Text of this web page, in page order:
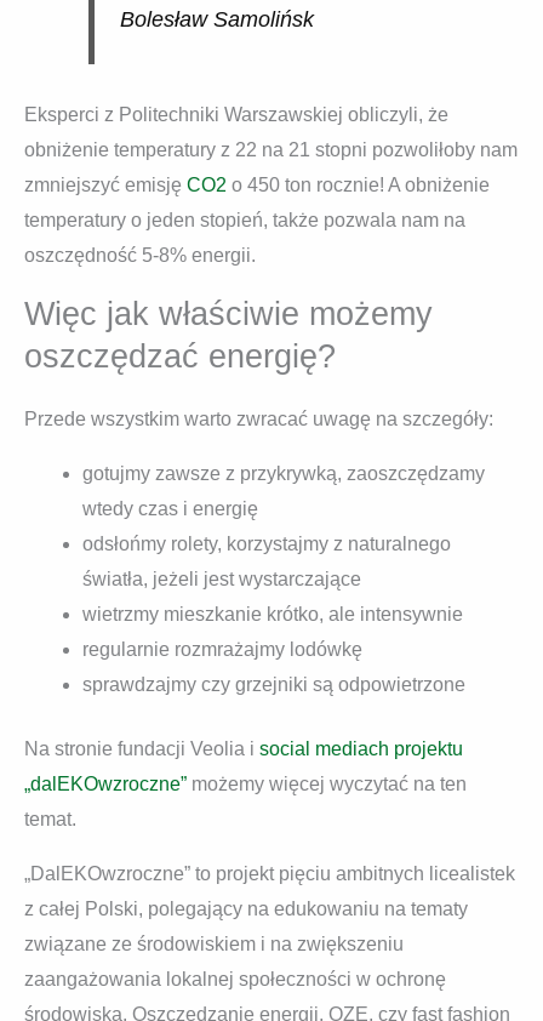
Bolesław Samolińsk
Eksperci z Politechniki Warszawskiej obliczyli, że
obniżenie temperatury z 22 na 21 stopni pozwoliłoby nam
zmniejszyć emisję CO2 o 450 ton rocznie! A obniżenie
temperatury o jeden stopień, także pozwala nam na
oszczędność 5-8% energii.
Więc jak właściwie możemy
oszczędzać energię?
Przede wszystkim warto zwracać uwagę na szczegóły:
gotujmy zawsze z przykrywką, zaoszczędzamy
wtedy czas i energię
odsłońmy rolety, korzystajmy z naturalnego
światła, jeżeli jest wystarczające
wietrzmy mieszkanie krótko, ale intensywnie
regularnie rozmrażajmy lodówkę
sprawdzajmy czy grzejniki są odpowietrzone
Na stronie fundacji Veolia i social mediach projektu
„dalEKOwzroczne” możemy więcej wyczytać na ten
temat.
„DalEKOwzroczne” to projekt pięciu ambitnych licealistek
z całej Polski, polegający na edukowaniu na tematy
związane ze środowiskiem i na zwiększeniu
zaangażowania lokalnej społeczności w ochronę
środowiska. Oszczędzanie energii, OZE, czy fast fashion